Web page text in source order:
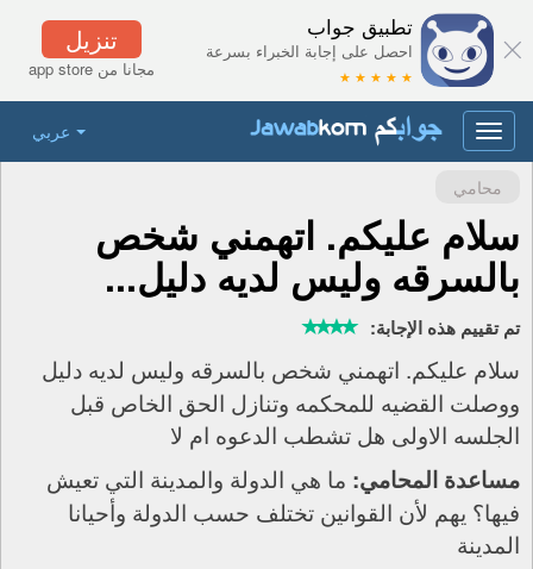
تنزيل
مجانا من app store
تطبيق جواب
احصل على إجابة الخبراء بسرعة
★ ★ ★ ★ ★
عربي
Toggle
navigation
محامي
سلام عليكم. اتهمني شخص
بالسرقه وليس لديه دليل...
تم تقييم هذه الإجابة:
سلام عليكم. اتهمني شخص بالسرقه وليس لديه دليل
ووصلت القضيه للمحكمه وتنازل الحق الخاص قبل
الجلسه الاولى هل تشطب الدعوه ام لا
مساعدة المحامي: ما هي الدولة والمدينة التي تعيش
فيها؟ يهم لأن القوانين تختلف حسب الدولة وأحيانا
المدينة